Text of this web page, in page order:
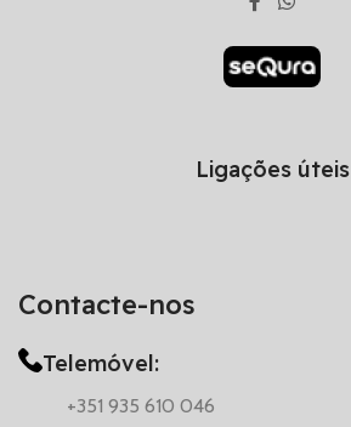
Contacte-nos
Telemóvel:
+351 935 610 046
Ligações úteis